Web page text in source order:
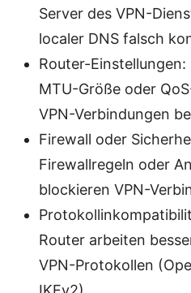
Server des VPN-
localer DNS falsch
Router-Einstellungen:
MTU-Größe oder
VPN-Verbindungen
Firewall oder
Firewallregeln oder
blockieren VPN-
Router arbeiten
VPN-Protokollen